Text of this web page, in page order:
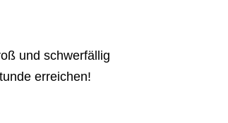
und schwerfällig
erreichen!